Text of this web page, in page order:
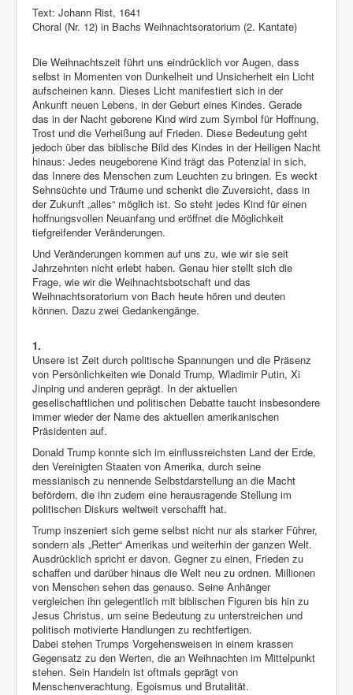
Text: Johann Rist, 1641
Choral (Nr. 12) in Bachs Weihnachtsoratorium (2. Kantate)
Die Weihnachtszeit führt uns eindrücklich vor Augen, dass
selbst in Momenten von Dunkelheit und Unsicherheit ein Licht
aufscheinen kann. Dieses Licht manifestiert sich in der
Ankunft neuen Lebens, in der Geburt eines Kindes. Gerade
das in der Nacht geborene Kind wird zum Symbol für Hoffnung,
Trost und die Verheißung auf Frieden. Diese Bedeutung geht
jedoch über das biblische Bild des Kindes in der Heiligen Nacht
hinaus: Jedes neugeborene Kind trägt das Potenzial in sich,
das Innere des Menschen zum Leuchten zu bringen. Es weckt
Sehnsüchte und Träume und schenkt die Zuversicht, dass in
der Zukunft „alles“ möglich ist. So steht jedes Kind für einen
hoffnungsvollen Neuanfang und eröffnet die Möglichkeit
tiefgreifender Veränderungen.
Und Veränderungen kommen auf uns zu, wie wir sie seit
Jahrzehnten nicht erlebt haben. Genau hier stellt sich die
Frage, wie wir die Weihnachtsbotschaft und das
Weihnachtsoratorium von Bach heute hören und deuten
können. Dazu zwei Gedankengänge.
1.
Unsere ist Zeit durch politische Spannungen und die Präsenz
von Persönlichkeiten wie Donald Trump, Wladimir Putin, Xi
Jinping und anderen geprägt. In der aktuellen
gesellschaftlichen und politischen Debatte taucht insbesondere
immer wieder der Name des aktuellen amerikanischen
Präsidenten auf.
Donald Trump konnte sich im einflussreichsten Land der Erde,
den Vereinigten Staaten von Amerika, durch seine
messianisch zu nennende Selbstdarstellung an die Macht
befördern, die ihn zudem eine herausragende Stellung im
politischen Diskurs weltweit verschafft hat.
Trump inszeniert sich gerne selbst nicht nur als starker Führer,
sondern als „Retter“ Amerikas und weiterhin der ganzen Welt.
Ausdrücklich spricht er davon, Gegner zu einen, Frieden zu
schaffen und darüber hinaus die Welt neu zu ordnen. Millionen
von Menschen sehen das genauso. Seine Anhänger
vergleichen ihn gelegentlich mit biblischen Figuren bis hin zu
Jesus Christus, um seine Bedeutung zu unterstreichen und
politisch motivierte Handlungen zu rechtfertigen.
Dabei stehen Trumps Vorgehensweisen in einem krassen
Gegensatz zu den Werten, die an Weihnachten im Mittelpunkt
stehen. Sein Handeln ist oftmals geprägt von
Menschenverachtung, Egoismus und Brutalität.